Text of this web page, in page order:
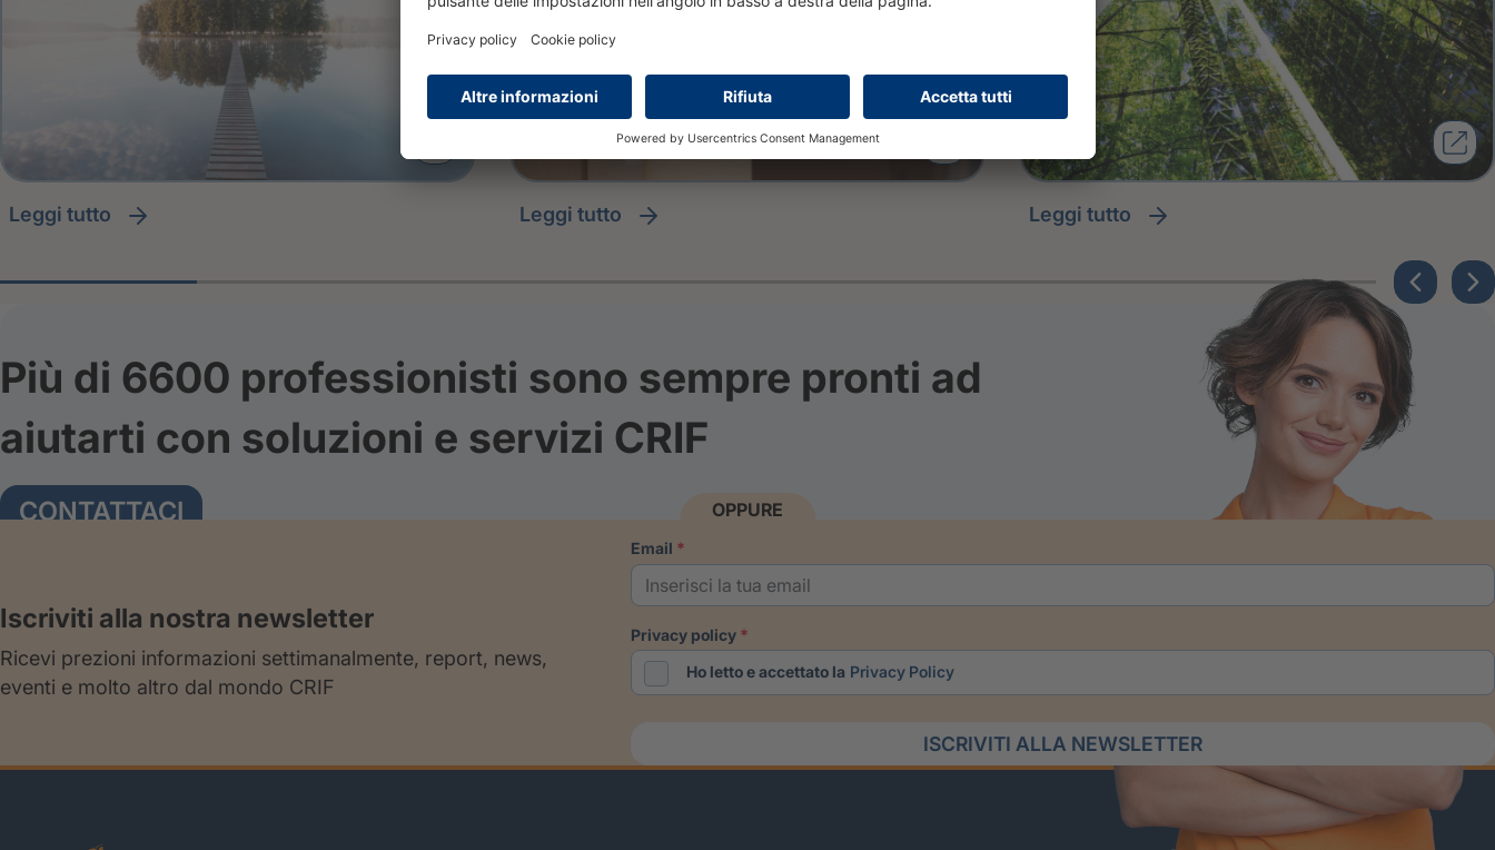
leggi tutto leggi tutto leggi tutto
Più di 6600 professionisti sono sempre pronti ad
aiutarti con soluzioni e servizi CRIF
CONTATTACI OPPURE
Iscriviti alla nostra newsletter
Ricevi prezioni informazioni settimanalmente, report, news,
eventi e molto altro dal mondo CRIF
email
privacy policy
Ho letto e accettato la Privacy Policy
ISCRIVITI ALLA NEWSLETTER